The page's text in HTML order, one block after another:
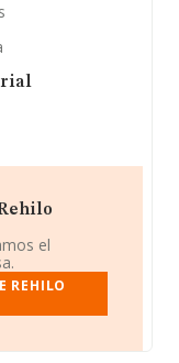
el
REHILO